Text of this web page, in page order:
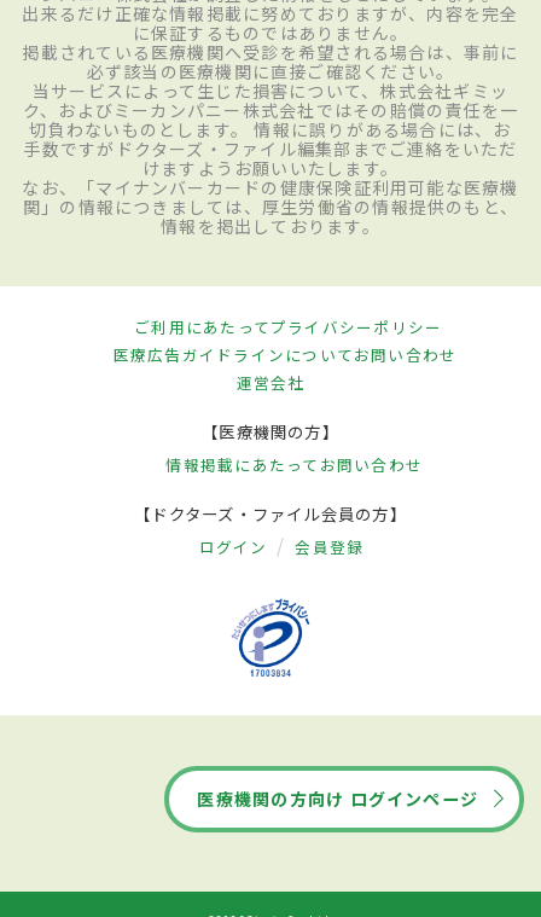
出来るだけ正確な情報掲載に努めておりますが、内容を完全
に保証するものではありません。
掲載されている医療機関へ受診を希望される場合は、事前に
必ず該当の医療機関に直接ご確認ください。
当サービスによって生じた損害について、株式会社ギミッ
ク、およびミーカンパニー株式会社ではその賠償の責任を一
切負わないものとします。 情報に誤りがある場合には、お
手数ですがドクターズ・ファイル編集部までご連絡をいただ
けますようお願いいたします。
なお、「マイナンバーカードの健康保険証利用可能な医療機
関」の情報につきましては、厚生労働省の情報提供のもと、
情報を掲出しております。
ご利用にあたってプライバシーポリシー
医療広告ガイドラインについてお問い合わせ
運営会社
【医療機関の方】
情報掲載にあたって お問い合わせ
【ドクターズ・ファイル会員の方】
ログイン 会員登録
医療機関の方向け ログインページ